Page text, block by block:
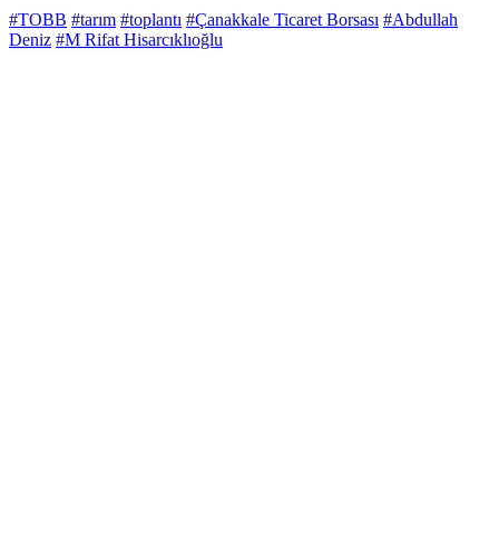
#TOBB #tarım #toplantı #Çanakkale Ticaret Borsası #Abdullah
Deniz #M Rifat Hisarcıklıoğlu